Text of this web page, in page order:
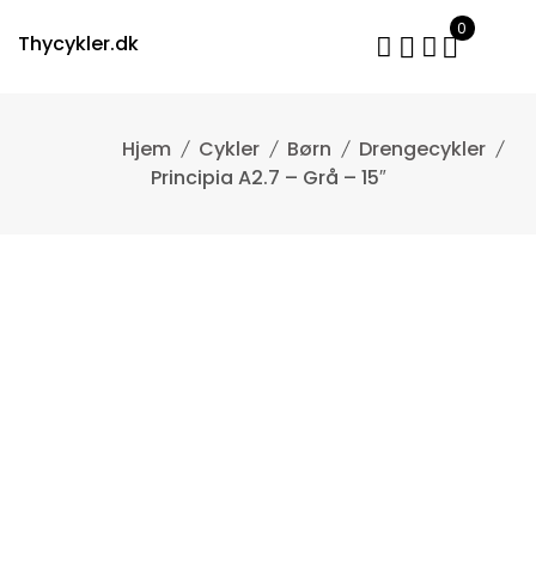
Thycykler.dk
0
Cykler Børn
Drengecykler
Principia A2.7 – Grå – 15″